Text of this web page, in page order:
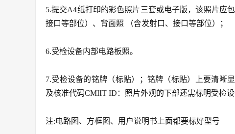
5.提交A4纸打印的彩色照片三套或电子版，该照片应
接口等部位）、背面照 （含发射口、接口等部位）；
6.受检设备内部电路板照。
7.受检设备的铭牌（标贴）；铭牌（标贴）上要清晰
及核准代码CMIIT ID：照片外观的下部还需标明受检设
注:电路图、方框图、用户说明书上面都要标好型号